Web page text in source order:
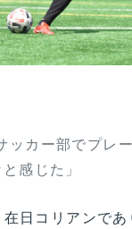
ッカー部でプレ
感じた」
日コリアンであ